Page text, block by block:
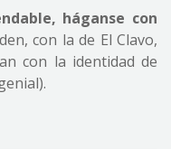
háganse con
con la de El Clavo,
con la identidad de